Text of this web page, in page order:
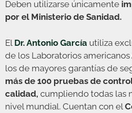
Deben utilizarse únicamente
por el Ministerio de Sanidad.
El Dr. Antonio García utiliza
de los Laboratorios americanos
los de mayores garantías de
más de 100 pruebas de
calidad, cumpliendo todas las
nivel mundial. Cuentan con el